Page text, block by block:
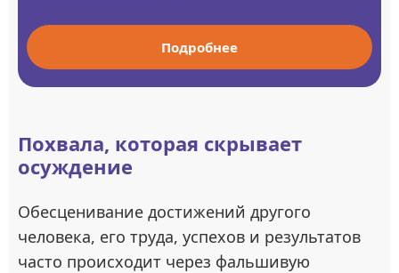
Подробнее
Похвала, которая скрывает
осуждение
Обесценивание достижений другого
человека, его труда, успехов и результатов
часто происходит через фальшивую